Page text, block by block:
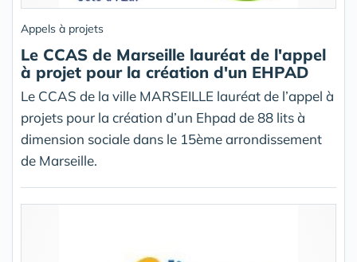
Appels à projets
Le CCAS de Marseille lauréat de l'appel
à projet pour la création d'un EHPAD
Le CCAS de la ville MARSEILLE lauréat de l’appel à
projets pour la création d’un Ehpad de 88 lits à
dimension sociale dans le 15ème arrondissement
de Marseille.